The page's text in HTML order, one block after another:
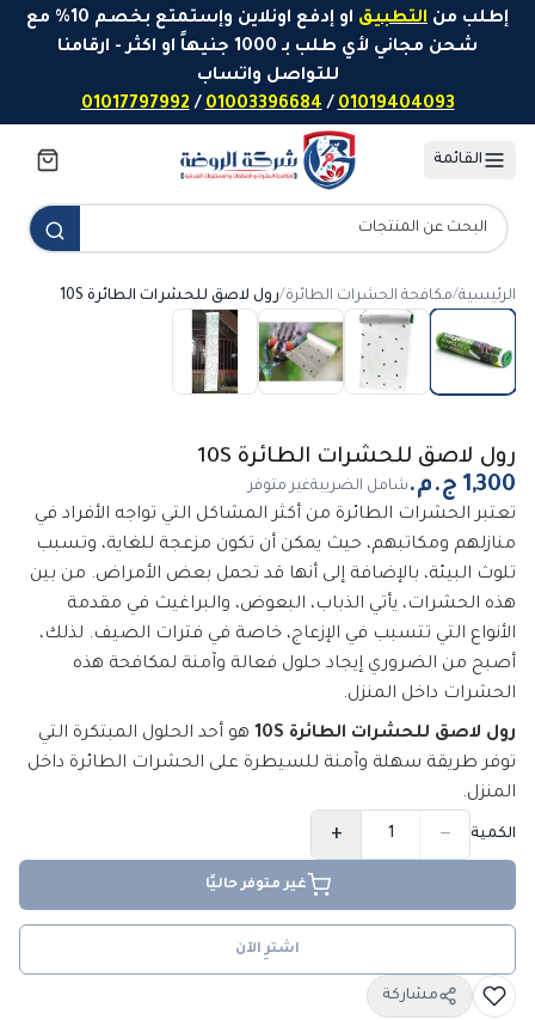
تخطَّ إلى المحتوى
إطلب من التطبيق
او إدفع اونلاين وإستمتع بخصم 10% مع
شحن مجاني لأي طلب بـ 1000 جنيهاً او اكثر - ارقامنا
للتواصل واتساب
01019404093
/
01003396684
/
01017797992
القائمة
الرئيسية/مكافحة الحشرات الطائرة/رول لاصق للحشرات الطائرة 10S
رول لاصق للحشرات الطائرة 10S
شامل الضريبةغير متوفر
تعتبر الحشرات الطائرة من أكثر المشاكل التي تواجه الأفراد في
منازلهم ومكاتبهم، حيث يمكن أن تكون مزعجة للغاية، وتسبب
تلوث البيئة، بالإضافة إلى أنها قد تحمل بعض الأمراض. من بين
هذه الحشرات، يأتي الذباب، البعوض، والبراغيث في مقدمة
الأنواع التي تتسبب في الإزعاج، خاصة في فترات الصيف. لذلك،
أصبح من الضروري إيجاد حلول فعالة وآمنة لمكافحة هذه
الحشرات داخل المنزل.
رول لاصق للحشرات الطائرة 10S
هو أحد الحلول المبتكرة التي
توفر طريقة سهلة وآمنة للسيطرة على الحشرات الطائرة داخل
المنزل.
الكمية −
+
غير متوفر حاليًا
اشترِ الآن
مشاركة